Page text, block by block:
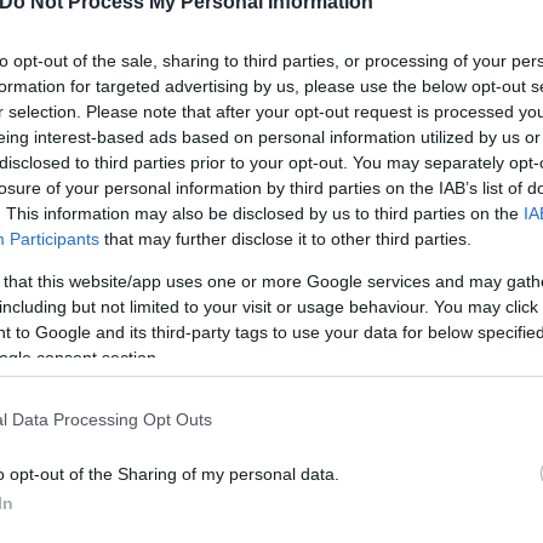
opt-out of the sale, sharing to third parties, or processing of your
for targeted advertising by us, please use the below opt-out
selection. Please note that after your opt-out request is processed
interest-based ads based on personal information utilized by us
to third parties prior to your opt-out. You may separately
of your personal information by third parties on the IAB’s list of
This information may also be disclosed by us to third parties on the
Participants that may further disclose it to other third parties.
that this website/app uses one or more Google services and may
but not limited to your visit or usage behaviour. You may
to Google and its third-party tags to use your data for below
consent section.
Data Processing Opt Outs
opt-out of the Sharing of my personal data.
την ανάγκη τα εικονικά είδωλα να χρειάζονται
με τα deepfake βίντεο και η τεχνολογική
πειστικούς εικονικούς χαρακτήρες.